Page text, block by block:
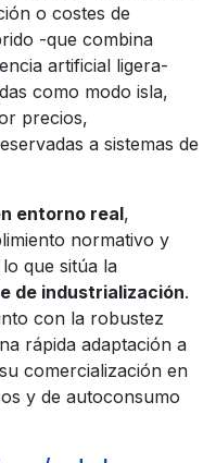
o costes de
-que combina
artificial ligera-
como modo isla,
precios,
a sistemas de
entorno real,
normativo y
que sitúa la
de industrialización.
con la robustez
rápida adaptación a
comercialización en
y de autoconsumo